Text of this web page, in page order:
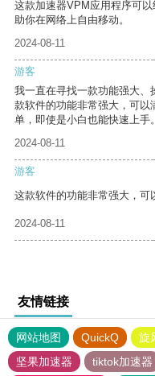
这款加速器VPM应用程序可
助你在网络上自由移动。
2024-08-11
游客
我一直在寻找一款功能强大
款软件的功能非常强大，可
单，即使是小白也能快速上手。
2024-08-11
游客
这款软件的功能非常强大，可
2024-08-11
友情链接
网站地图 QuickQ 旋
坚果加速器
tiktok加速器